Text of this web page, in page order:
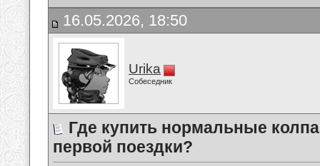
16.05.2026, 18:50
Urika
Собеседник
Где купить нормальные
первой поездки?